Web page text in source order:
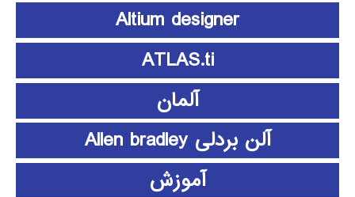
Altium designer
ATLAS.ti
آلمان
آلن بردلی Allen bradley
آموزش